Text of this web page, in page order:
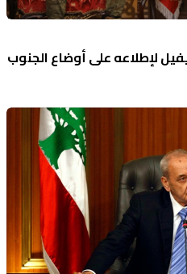
لإطلاعه على أوضاع الجنوب